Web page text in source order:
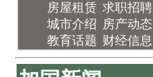
房屋租赁 求职招聘
城市介绍 房产动态
教育话题 财经信息